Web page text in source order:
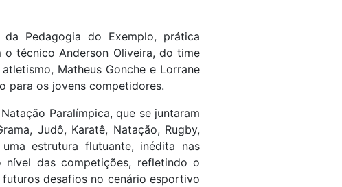
Pedagogia do Exemplo, prática
técnico Anderson Oliveira, do time
Matheus Gonche e Lorrane
para os jovens competidores.
Paralímpica, que se juntaram
Judô, Karatê, Natação, Rugby,
estrutura flutuante, inédita nas
nível das competições, refletindo o
desafios no cenário esportivo